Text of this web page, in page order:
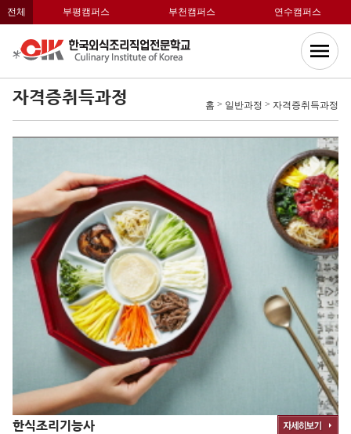
전체 부평캠퍼스 부천캠퍼스 연수캠퍼스
자격증취득과정 홈 > 일반과정 > 자격증취득과정
한식조리기능사